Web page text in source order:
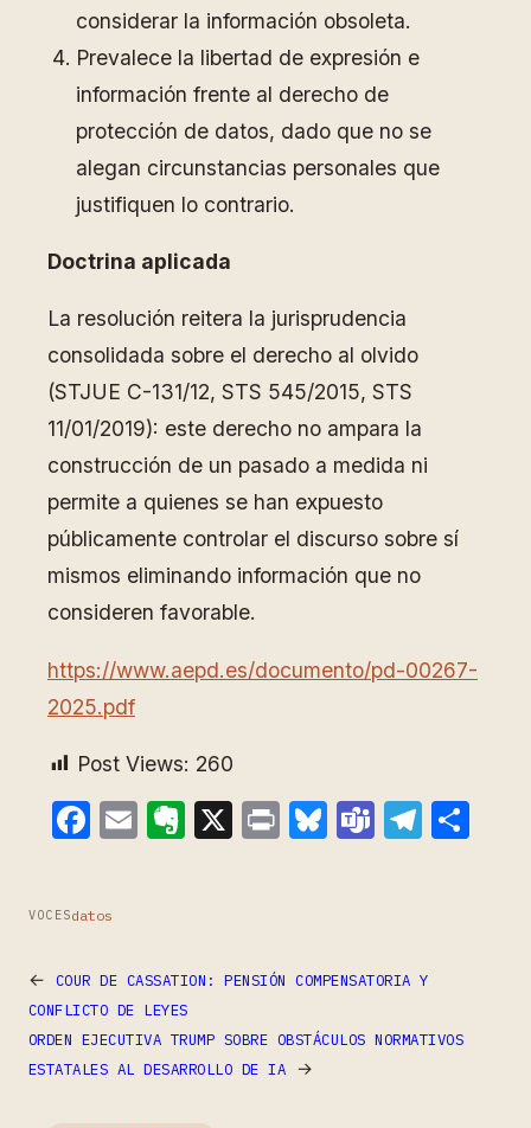
considerar la información obsoleta.
Prevalece la libertad de expresión e
información frente al derecho de
protección de datos, dado que no se
alegan circunstancias personales que
justifiquen lo contrario.
Doctrina aplicada
La resolución reitera la jurisprudencia
consolidada sobre el derecho al olvido
(STJUE C-131/12, STS 545/2015, STS
11/01/2019): este derecho no ampara la
construcción de un pasado a medida ni
permite a quienes se han expuesto
públicamente controlar el discurso sobre sí
mismos eliminando información que no
consideren favorable.
https://www.aepd.es/documento/pd-00267-
2025.pdf
Post Views: 260
Facebook
EmailEvernote
X PrintBluesky
Teams
VOCESdatos
←
COUR DE CASSATION: PENSIÓN COMPENSATORIA Y
CONFLICTO DE LEYES
ORDEN EJECUTIVA TRUMP SOBRE OBSTÁCULOS NORMATIVOS
ESTATALES AL DESARROLLO DE IA
→